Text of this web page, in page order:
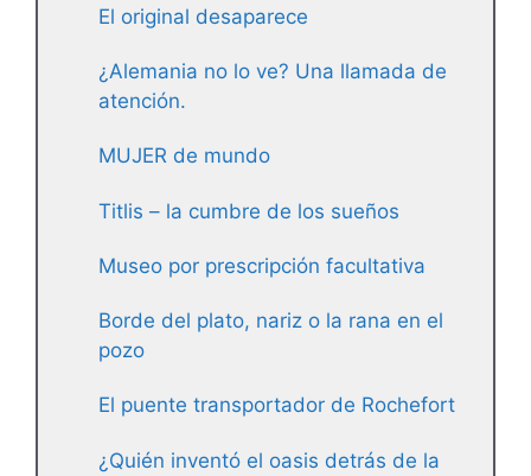
El original desaparece
¿Alemania no lo ve? Una llamada de
atención.
MUJER de mundo
Titlis – la cumbre de los sueños
Museo por prescripción facultativa
Borde del plato, nariz o la rana en el
pozo
El puente transportador de Rochefort
¿Quién inventó el oasis detrás de la